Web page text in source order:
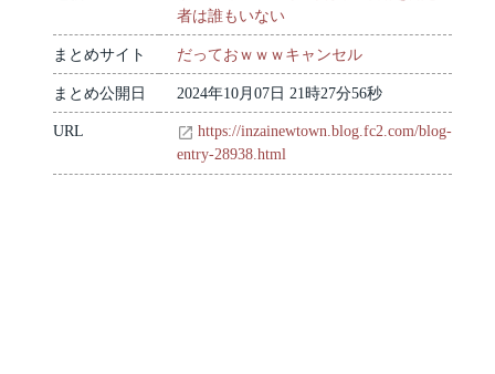
者は誰もいない
まとめサイト だっておｗｗｗキャンセル
まとめ公開日 2024年10月07日 21時27分56秒
URL
https://inzainewtown.blog.fc2.com/blog-
entry-28938.html